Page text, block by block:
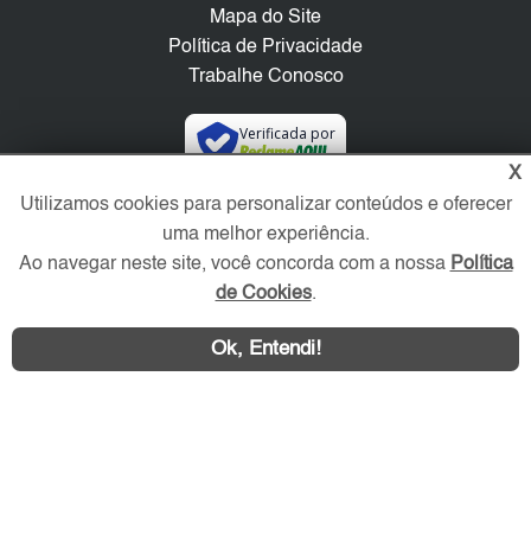
Mapa do Site
Política de Privacidade
Trabalhe Conosco
Verificada por
Redes Sociais
X
Utilizamos cookies para personalizar conteúdos e oferecer
uma melhor experiência.
Ao navegar neste site, você concorda com a nossa Política
de Cookies.
Ok, Entendi!